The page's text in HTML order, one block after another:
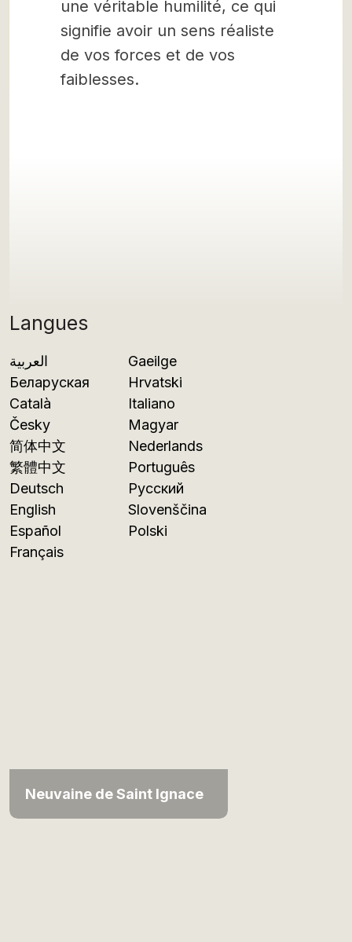
Langues
العربية
Беларуская
Català
Česky
简体中文
繁體中文
Deutsch
English
Español
Français
Gaeilge
Hrvatski
Italiano
Magyar
Nederlands
Português
Русский
Slovenščina
Polski
Neuvaine de Saint Ignace
une véritable humilité, ce qui
signifie avoir un sens réaliste
de vos forces et de vos
faiblesses.